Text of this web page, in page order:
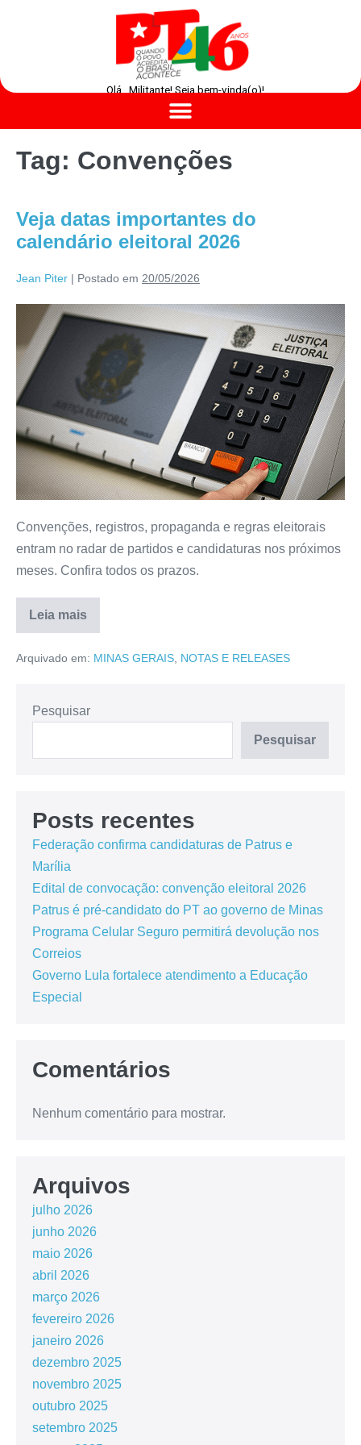
Olá , Militante! Seja bem-vinda(o)!
Tag: Convenções
Veja datas importantes do
calendário eleitoral 2026
Jean Piter | Postado em 20/05/2026
Convenções, registros, propaganda e regras eleitorais
entram no radar de partidos e candidaturas nos próximos
meses. Confira todos os prazos.
Leia mais
Arquivado em: MINAS GERAIS NOTAS E RELEASES
Pesquisar
Pesquisar
Posts recentes
Federação confirma candidaturas de Patrus e
Marília
Edital de convocação: convenção eleitoral 2026
Patrus é pré-candidato do PT ao governo de Minas
Programa Celular Seguro permitirá devolução nos
Correios
Governo Lula fortalece atendimento a Educação
Especial
Comentários
Nenhum comentário para mostrar.
Arquivos
julho 2026
junho 2026
maio 2026
abril 2026
março 2026
fevereiro 2026
janeiro 2026
dezembro 2025
novembro 2025
outubro 2025
setembro 2025